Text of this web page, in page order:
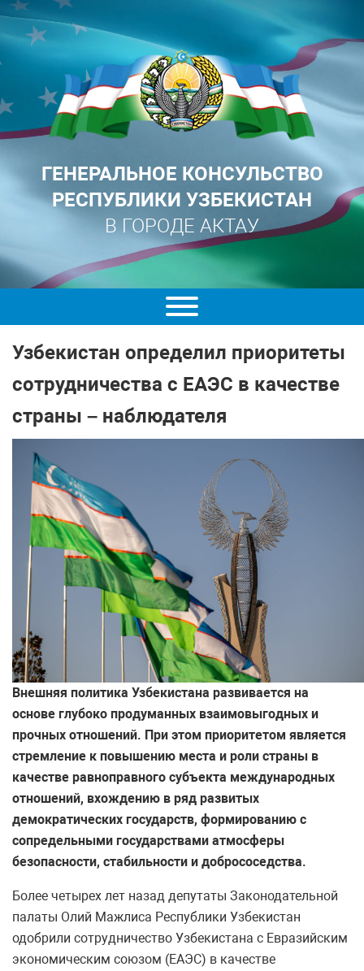
ГЕНЕРАЛЬНОЕ КОНСУЛЬСТВО
РЕСПУБЛИКИ УЗБЕКИСТАН
В ГОРОДЕ АКТАУ
Узбекистан определил приоритеты
сотрудничества с ЕАЭС в качестве
страны – наблюдателя
Внешняя политика Узбекистана развивается на
основе глубоко продуманных взаимовыгодных и
прочных отношений. При этом приоритетом является
стремление к повышению места и роли страны в
качестве равноправного субъекта международных
отношений, вхождению в ряд развитых
демократических государств, формированию с
сопредельными государствами атмосферы
безопасности, стабильности и добрососедства.
Более четырех лет назад депутаты Законодательной
палаты Олий Мажлиса Республики Узбекистан
одобрили сотрудничество Узбекистана с Евразийским
экономическим союзом (ЕАЭС) в качестве